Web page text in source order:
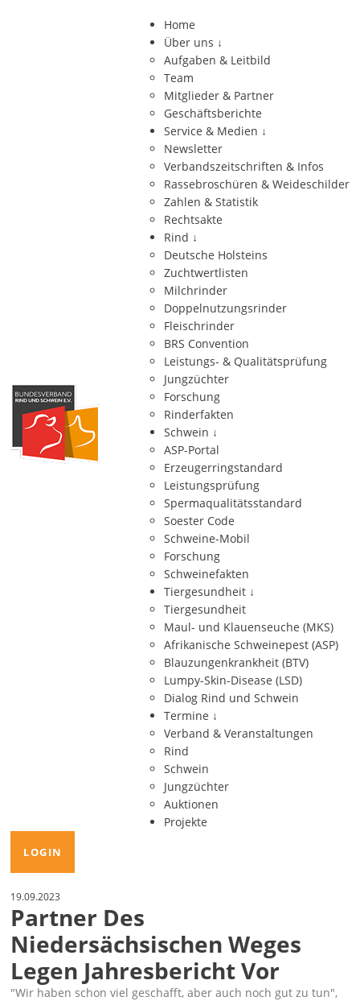
Home
Über uns ↓
Aufgaben & Leitbild
Team
Mitglieder & Partner
Geschäftsberichte
Service & Medien ↓
Newsletter
Verbandszeitschriften & Infos
Rassebroschüren & Weideschilder
Zahlen & Statistik
Rechtsakte
Rind ↓
Deutsche Holsteins
Zuchtwertlisten
Milchrinder
Doppelnutzungsrinder
Fleischrinder
BRS Convention
Leistungs- & Qualitätsprüfung
Jungzüchter
Forschung
Rinderfakten
Schwein ↓
ASP-Portal
Erzeugerringstandard
Leistungsprüfung
Spermaqualitätsstandard
Soester Code
Schweine-Mobil
Forschung
Schweinefakten
Tiergesundheit ↓
Tiergesundheit
Maul- und Klauenseuche (MKS)
Afrikanische Schweinepest (ASP)
Blauzungenkrankheit (BTV)
Lumpy-Skin-Disease (LSD)
Dialog Rind und Schwein
Termine ↓
Verband & Veranstaltungen
Rind
Schwein
Jungzüchter
Auktionen
Projekte
LOGIN
19.09.2023
Partner Des
Niedersächsischen Weges
Legen Jahresbericht Vor
Wir haben schon viel geschafft, aber auch noch gut zu tun ,